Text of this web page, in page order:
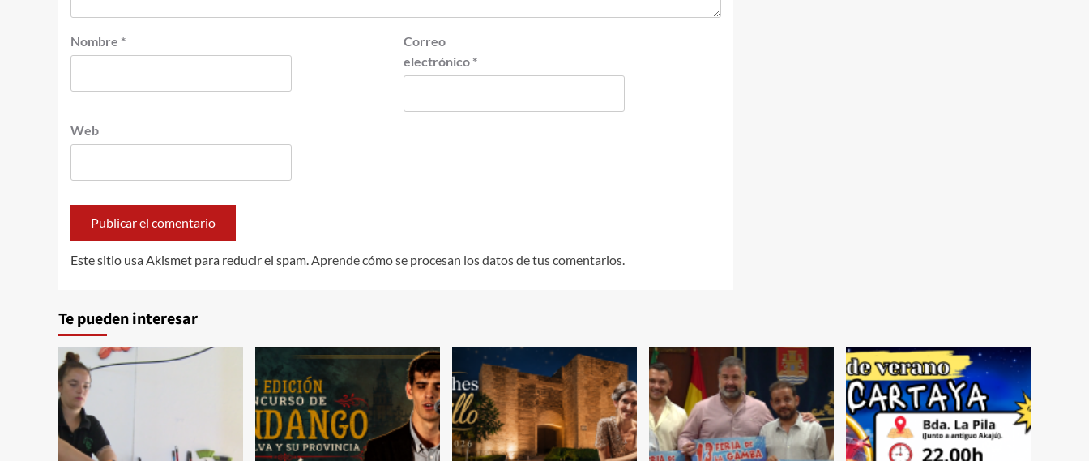
Nombre *
Correo
electrónico *
Web
Este sitio usa Akismet para reducir el spam. Aprende cómo se procesan los datos de tus comentarios.
Te pueden interesar